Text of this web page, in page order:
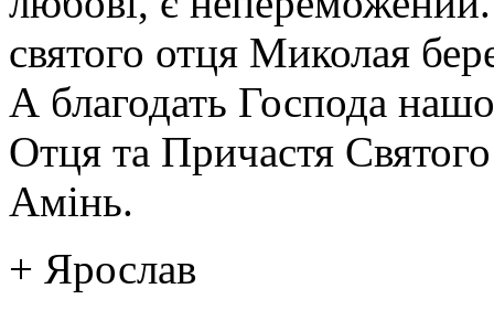
святого отця Миколая
А благодать Господа
Отця та Причастя
Амінь.
+ Ярослав